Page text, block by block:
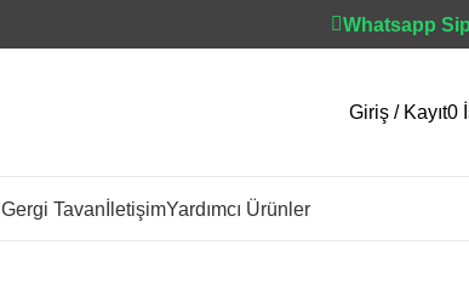
Whatsapp
Giriş / Kayıt0
Gergi Tavan İletişimYardımcı Ürünler